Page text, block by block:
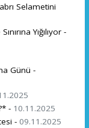
Selametini
Yığılıyor -
Günü -
- 10.11.2025
- 09.11.2025